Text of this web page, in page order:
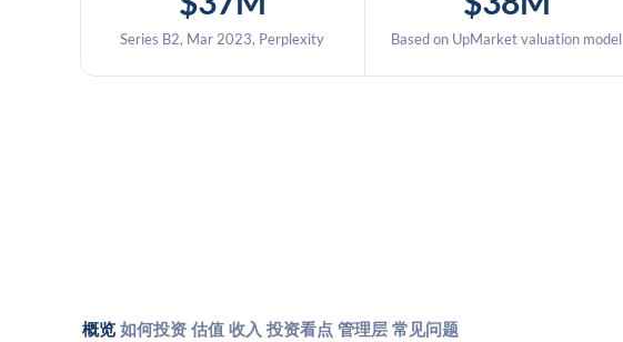
Series B2, Mar 2023, Perplexity Based on UpMarket valuation model
概览 如何投资 估值 收入 投资看点 管理层 常见问题